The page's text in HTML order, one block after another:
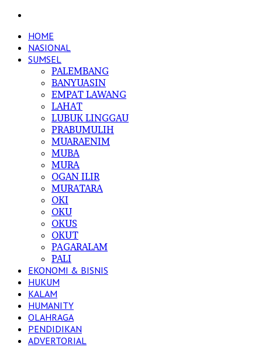
HOME
NASIONAL
SUMSEL
PALEMBANG
BANYUASIN
EMPAT LAWANG
LAHAT
LUBUK LINGGAU
PRABUMULIH
MUARAENIM
MUBA
MURA
OGAN ILIR
MURATARA
OKI
OKU
OKUS
OKUT
PAGARALAM
PALI
EKONOMI & BISNIS
HUKUM
KALAM
HUMANITY
OLAHRAGA
PENDIDIKAN
ADVERTORIAL